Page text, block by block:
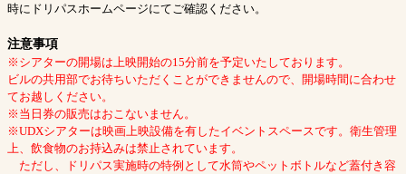
時にドリパスホームページにてご確認ください。
注意事項
※シアターの開場は上映開始の15分前を予定いたしております。
ビルの共用部でお待ちいただくことができませんので、開場時間に合わせ
てお越しください。
※当日券の販売はおこないません。
※UDXシアターは映画上映設備を有したイベントスペースです。衛生管理
上、飲食物のお持込みは禁止されています。
ただし、ドリパス実施時の特例として水筒やペットボトルなど蓋付き容